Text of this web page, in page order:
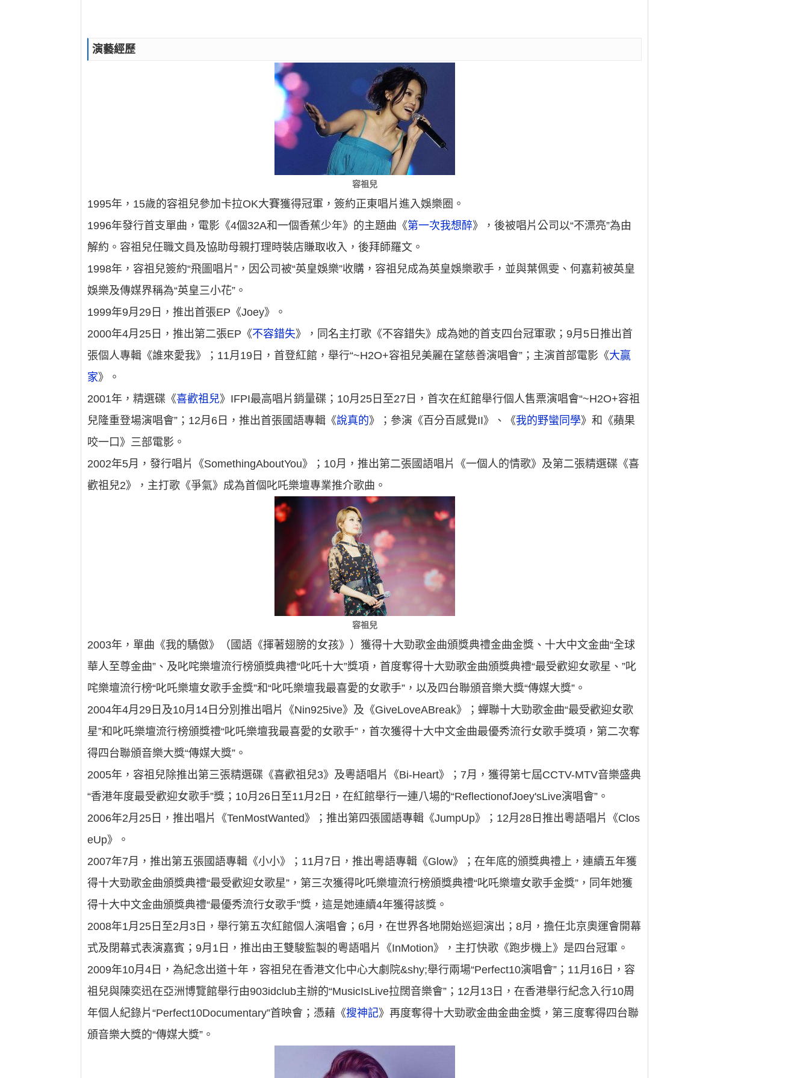
演藝經歷
容祖兒
1995年，15歲的容祖兒參加卡拉OK大賽獲得冠軍，簽約正東唱片進入娛樂圈。
1996年發行首支單曲，電影《4個32A和一個香蕉少年》的主題曲《第一次我想醉》，後被唱片公司以“不漂亮”為由
解約。容祖兒任職文員及協助母親打理時裝店賺取收入，後拜師羅文。
1998年，容祖兒簽約“飛圖唱片”，因公司被“英皇娛樂”收購，容祖兒成為英皇娛樂歌手，並與葉佩雯、何嘉莉被英皇
娛樂及傳媒界稱為“英皇三小花”。
1999年9月29日，推出首張EP《Joey》。
2000年4月25日，推出第二張EP《不容錯失》，同名主打歌《不容錯失》成為她的首支四台冠軍歌；9月5日推出首
張個人專輯《誰來愛我》；11月19日，首登紅館，舉行“~H2O+容祖兒美麗在望慈善演唱會”；主演首部電影《大贏
家》。
2001年，精選碟《喜歡祖兒》IFPI最高唱片銷量碟；10月25日至27日，首次在紅館舉行個人售票演唱會“~H2O+容祖
兒隆重登場演唱會”；12月6日，推出首張國語專輯《說真的》；參演《百分百感覺II》、《我的野蠻同學》和《蘋果
咬一口》三部電影。
2002年5月，發行唱片《SomethingAboutYou》；10月，推出第二張國語唱片《一個人的情歌》及第二張精選碟《喜
歡祖兒2》，主打歌《爭氣》成為首個叱吒樂壇專業推介歌曲。
容祖兒
2003年，單曲《我的驕傲》（國語《揮著翅膀的女孩》）獲得十大勁歌金曲頒獎典禮金曲金獎、十大中文金曲“全球
華人至尊金曲”、及叱咤樂壇流行榜頒獎典禮“叱吒十大”獎項，首度奪得十大勁歌金曲頒獎典禮“最受歡迎女歌星、”叱
咤樂壇流行榜“叱吒樂壇女歌手金獎”和“叱吒樂壇我最喜愛的女歌手”，以及四台聯頒音樂大獎“傳媒大獎”。
2004年4月29日及10月14日分別推出唱片《Nin925ive》及《GiveLoveABreak》；蟬聯十大勁歌金曲“最受歡迎女歌
星”和叱吒樂壇流行榜頒獎禮“叱吒樂壇我最喜愛的女歌手”，首次獲得十大中文金曲最優秀流行女歌手獎項，第二次奪
得四台聯頒音樂大獎“傳媒大獎”。
2005年，容祖兒除推出第三張精選碟《喜歡祖兒3》及粵語唱片《Bi-Heart》；7月，獲得第七屆CCTV-MTV音樂盛典
“香港年度最受歡迎女歌手”獎；10月26日至11月2日，在紅館舉行一連八場的“ReflectionofJoey'sLive演唱會”。
2006年2月25日，推出唱片《TenMostWanted》；推出第四張國語專輯《JumpUp》；12月28日推出粵語唱片《Clos
eUp》。
2007年7月，推出第五張國語專輯《小小》；11月7日，推出粵語專輯《Glow》；在年底的頒獎典禮上，連續五年獲
得十大勁歌金曲頒獎典禮“最受歡迎女歌星”，第三次獲得叱吒樂壇流行榜頒獎典禮“叱吒樂壇女歌手金獎”，同年她獲
得十大中文金曲頒獎典禮“最優秀流行女歌手”獎，這是她連續4年獲得該獎。
2008年1月25日至2月3日，舉行第五次紅館個人演唱會；6月，在世界各地開始巡迴演出；8月，擔任北京奧運會開幕
式及閉幕式表演嘉賓；9月1日，推出由王雙駿監製的粵語唱片《InMotion》，主打快歌《跑步機上》是四台冠軍。
2009年10月4日，為紀念出道十年，容祖兒在香港文化中心大劇院&shy;舉行兩場“Perfect10演唱會”；11月16日，容
祖兒與陳奕迅在亞洲博覽館舉行由903idclub主辦的“MusicIsLive拉闊音樂會”；12月13日，在香港舉行紀念入行10周
年個人紀錄片“Perfect10Documentary”首映會；憑藉《搜神記》再度奪得十大勁歌金曲金曲金獎，第三度奪得四台聯
頒音樂大獎的“傳媒大獎”。